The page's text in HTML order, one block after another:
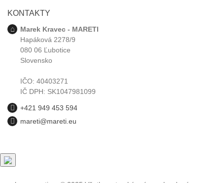
KONTAKTY
Marek Kravec - MARETI
Hapáková 2278/9
080 06 Ľubotice
Slovensko
IČO: 40403271
IČ DPH: SK1047981099
+421 949 453 594
mareti@mareti.eu